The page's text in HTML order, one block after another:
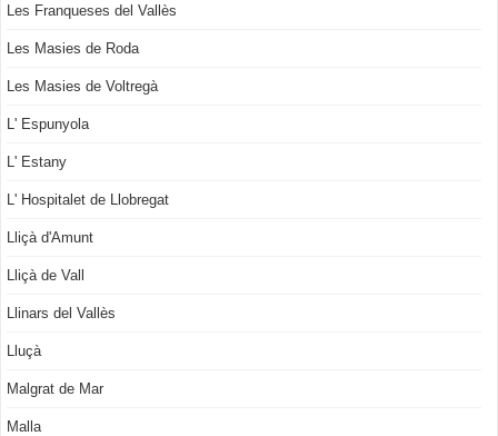
Les Franqueses del Vallès
Les Masies de Roda
Les Masies de Voltregà
L' Espunyola
L' Estany
L' Hospitalet de Llobregat
Lliçà d'Amunt
Lliçà de Vall
Llinars del Vallès
Lluçà
Malgrat de Mar
Malla